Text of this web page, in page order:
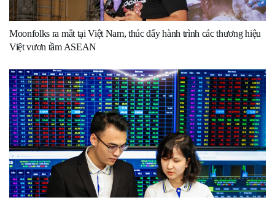
Moonfolks ra mắt tại Việt Nam, thúc đẩy hành trình các thương hiệu
Việt vươn tầm ASEAN